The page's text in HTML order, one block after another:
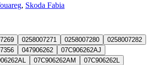
, Skoda Fabia
0258007271 0258007280
0258007282
047906262
07C906262AJ
07C906262AM
07C906262L